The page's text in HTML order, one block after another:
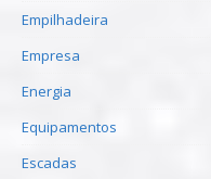
Empilhadeira
Empresa
Energia
Equipamentos
Escadas